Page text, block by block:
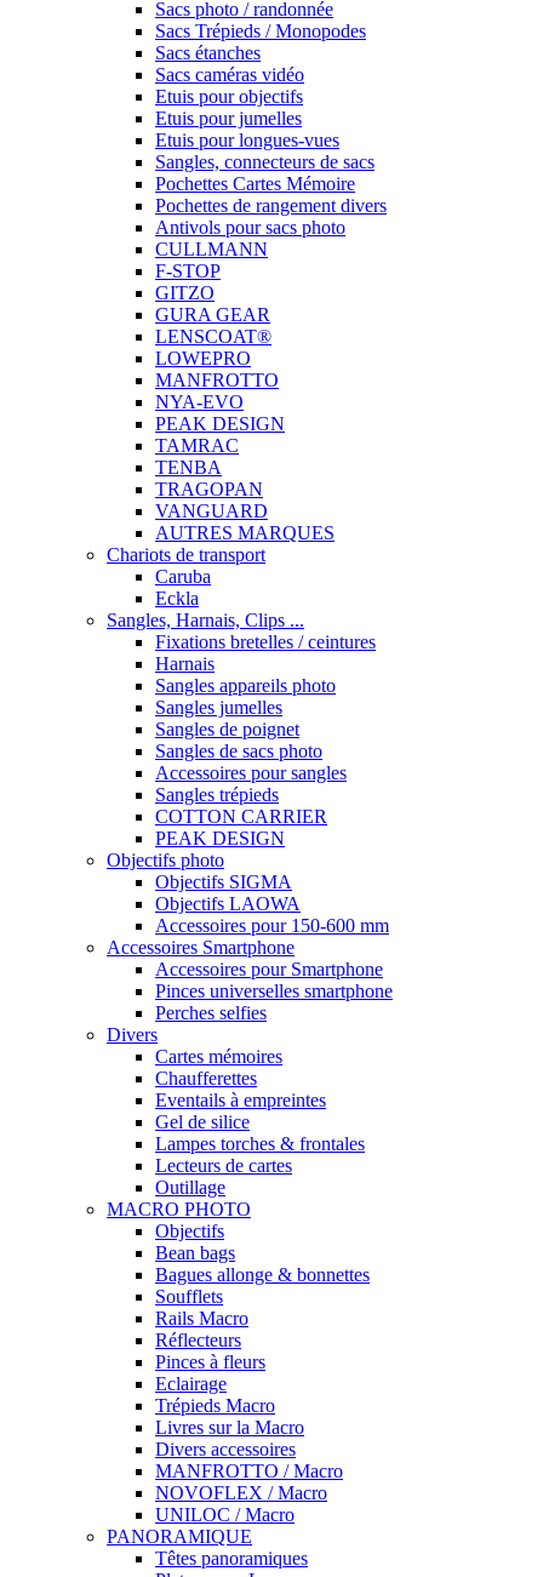
Sacs photo / randonnée
Sacs Trépieds / Monopodes
Sacs étanches
Sacs caméras vidéo
Etuis pour objectifs
Etuis pour jumelles
Etuis pour longues-vues
Sangles, connecteurs de sacs
Pochettes Cartes Mémoire
Pochettes de rangement divers
Antivols pour sacs photo
CULLMANN
F-STOP
GITZO
GURA GEAR
LENSCOAT®
LOWEPRO
MANFROTTO
NYA-EVO
PEAK DESIGN
TAMRAC
TENBA
TRAGOPAN
VANGUARD
AUTRES MARQUES
Chariots de transport
Caruba
Eckla
Sangles, Harnais, Clips ...
Fixations bretelles / ceintures
Harnais
Sangles appareils photo
Sangles jumelles
Sangles de poignet
Sangles de sacs photo
Accessoires pour sangles
Sangles trépieds
COTTON CARRIER
PEAK DESIGN
Objectifs photo
Objectifs SIGMA
Objectifs LAOWA
Accessoires pour 150-600 mm
Accessoires Smartphone
Accessoires pour Smartphone
Pinces universelles smartphone
Perches selfies
Divers
Cartes mémoires
Chaufferettes
Eventails à empreintes
Gel de silice
Lampes torches & frontales
Lecteurs de cartes
Outillage
MACRO PHOTO
Objectifs
Bean bags
Bagues allonge & bonnettes
Soufflets
Rails Macro
Réflecteurs
Pinces à fleurs
Eclairage
Trépieds Macro
Livres sur la Macro
Divers accessoires
MANFROTTO / Macro
NOVOFLEX / Macro
UNILOC / Macro
PANORAMIQUE
Têtes panoramiques